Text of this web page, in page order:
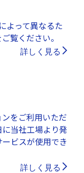
よって異なるた
覧ください。
詳しく見る
ンをご利用いただ
当社工場より発
ビスが使用でき
詳しく見る